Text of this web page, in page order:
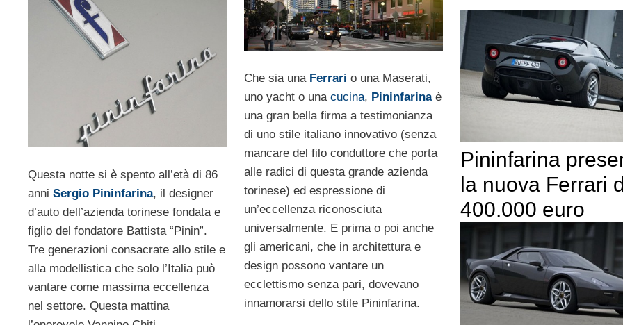
Questa notte si è spento all’età di 86
anni Sergio Pininfarina, il designer
d’auto dell’azienda torinese fondata e
figlio del fondatore Battista “Pinin”.
Tre generazioni consacrate allo stile e
alla modellistica che solo l’Italia può
vantare come massima eccellenza
nel settore. Questa mattina
Che sia una Ferrari o una Maserati,
uno yacht o unacucina, Pininfarinaè
una gran bella firma a testimonianza
di uno stile italiano innovativo (senza
mancare del filo conduttore che porta
alle radici di questa grande azienda
torinese) ed espressione di
un’eccellenza riconosciuta
universalmente. E prima o poi anche
gli americani, che in architettura e
design possono vantare un
ecclettismo senza pari, dovevano
innamorarsi dello stile Pininfarina.
Pininfarina
la nuova Ferrari
400.000 euro